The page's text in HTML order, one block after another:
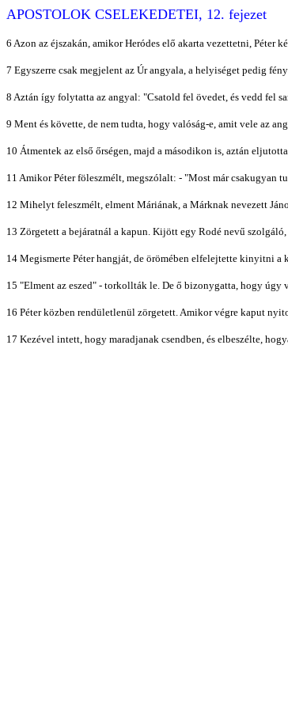
APOSTOLOK CSELEKEDETEI, 12. fejezet
6 Azon az éjszakán, amikor Heródes elő akarta vezettetni,
7 Egyszerre csak megjelent az Úr angyala, a helyiséget pedig
8 Aztán így folytatta az angyal: "Csatold fel övedet, és vedd fel
9 Ment és követte, de nem tudta, hogy valóság-e, amit vele az
10 Átmentek az első őrségen, majd a másodikon is, aztán
11 Amikor Péter föleszmélt, megszólalt: - "Most már csakugyan
12 Mihelyt feleszmélt, elment Máriának, a Márknak nevezett
13 Zörgetett a bejáratnál a kapun. Kijött egy Rodé nevű
14 Megismerte Péter hangját, de örömében elfelejtette kinyitni a
15 "Elment az eszed" - torkollták le. De ő bizonygatta, hogy úgy
16 Péter közben rendületlenül zörgetett. Amikor végre kaput
17 Kezével intett, hogy maradjanak csendben, és elbeszélte,